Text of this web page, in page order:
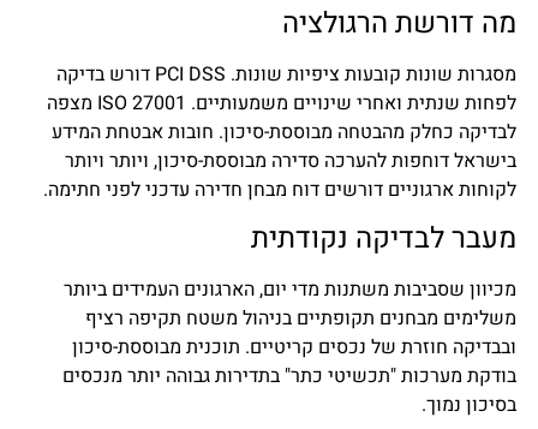
מה דורשת הרגולציה
מסגרות שונות קובעות ציפיות שונות. PCI DSS דורש בדיקה
לפחות שנתית ואחרי שינויים משמעותיים. ISO 27001 מצפה
לבדיקה כחלק מהבטחה מבוססת-סיכון. חובות אבטחת המידע
בישראל דוחפות להערכה סדירה מבוססת-סיכון, ויותר ויותר
לקוחות ארגוניים דורשים דוח מבחן חדירה עדכני לפני חתימה.
מעבר לבדיקה נקודתית
מכיוון שסביבות משתנות מדי יום, הארגונים העמידים ביותר
משלימים מבחנים תקופתיים בניהול משטח תקיפה רציף
ובבדיקה חוזרת של נכסים קריטיים. תוכנית מבוססת-סיכון
בודקת מערכות "תכשיטי כתר" בתדירות גבוהה יותר מנכסים
בסיכון נמוך.